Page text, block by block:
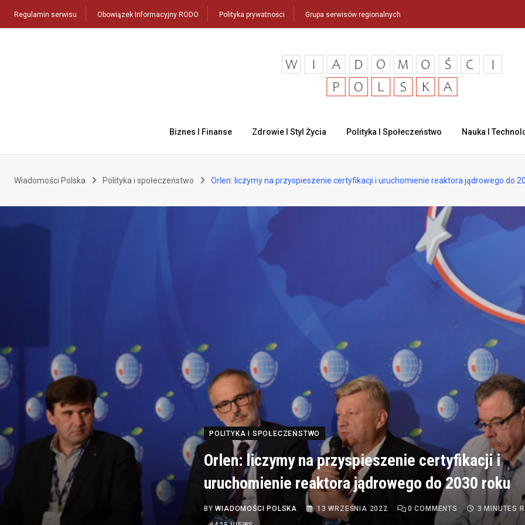
Regulamin serwisu Obowiązek Informacyjny RODO Polityka prywatności Grupa serwisów regionalnych
Biznes I Finanse Zdrowie I Styl Życia Polityka I Społeczeństwo Nauka I
Wiadomości Polska Polityka i społeczeństwo Orlen: liczymy na przyspieszenie certyfikacji i uruchomienie reaktora jądrowego do
POLITYKA I SPOŁECZEŃSTWO
Orlen: liczymy na przyspieszenie certyfikacji i
uruchomienie reaktora jądrowego do 2030 roku
BYWIADOMOŚCI POLSKA 13 WRZEŚNIA 2022 0 COMMENTS
3 MINUTES